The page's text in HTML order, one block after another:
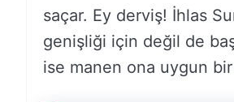
saçar. Ey derviş! İhlas
genişliği için değil de
ise manen ona uygun